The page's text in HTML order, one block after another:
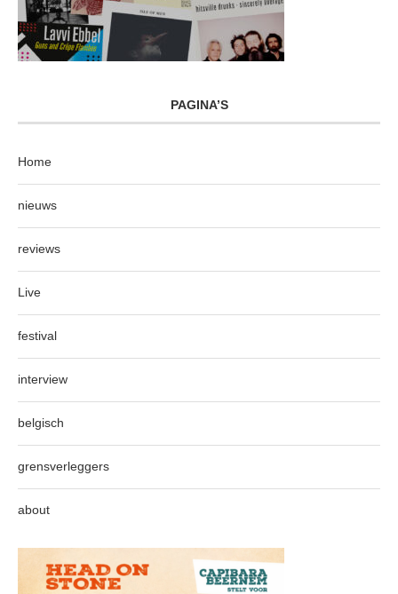
PAGINA’S
Home
nieuws
reviews
Live
festival
interview
belgisch
grensverleggers
about